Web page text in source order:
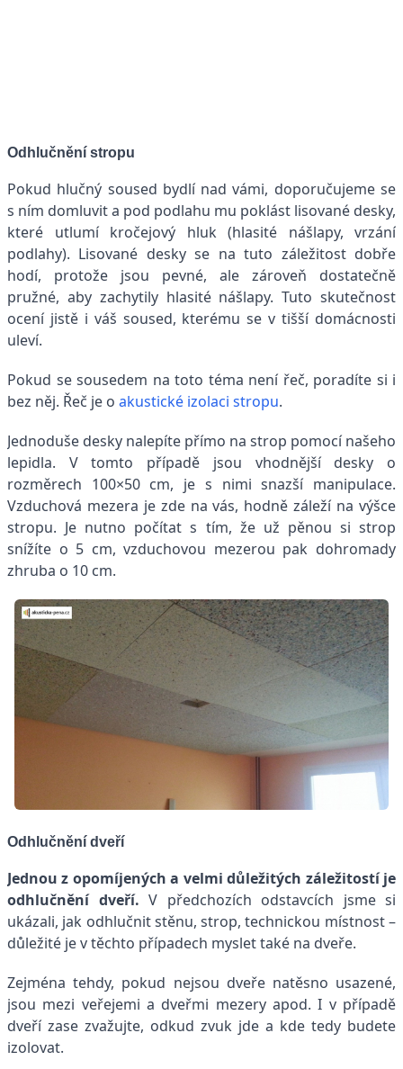
Odhlučnění stropu
Pokud hlučný soused bydlí nad vámi, doporučujeme se
s ním domluvit a pod podlahu mu poklást lisované desky,
které utlumí kročejový hluk (hlasité nášlapy, vrzání
podlahy). Lisované desky se na tuto záležitost dobře
hodí, protože jsou pevné, ale zároveň dostatečně
pružné, aby zachytily hlasité nášlapy. Tuto skutečnost
ocení jistě i váš soused, kterému se v tišší domácnosti
uleví.
Pokud se sousedem na toto téma není řeč, poradíte si i
bez něj. Řeč je o akustické izolaci stropu.
Jednoduše desky nalepíte přímo na strop pomocí našeho
lepidla. V tomto případě jsou vhodnější desky o
rozměrech 100×50 cm, je s nimi snazší manipulace.
Vzduchová mezera je zde na vás, hodně záleží na výšce
stropu. Je nutno počítat s tím, že už pěnou si strop
snížíte o 5 cm, vzduchovou mezerou pak dohromady
zhruba o 10 cm.
Odhlučnění dveří
Jednou z opomíjených a velmi důležitých záležitostí je
odhlučnění dveří. V předchozích odstavcích jsme si
ukázali, jak odhlučnit stěnu, strop, technickou místnost –
důležité je v těchto případech myslet také na dveře.
Zejména tehdy, pokud nejsou dveře natěsno usazené,
jsou mezi veřejemi a dveřmi mezery apod. I v případě
dveří zase zvažujte, odkud zvuk jde a kde tedy budete
izolovat.